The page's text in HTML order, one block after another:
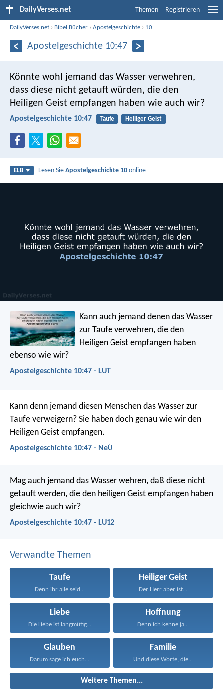
DailyVerses.net Themen Registrieren
DailyVerses.net › Bibel Bücher ›Apostelgeschichte › 10
Apostelgeschichte 10:47
Könnte wohl jemand das Wasser verwehren,
dass diese nicht getauft würden, die den
Heiligen Geist empfangen haben wie auch wir?
Apostelgeschichte 10:47 Taufe Heiliger Geist
ELB Lesen SieApostelgeschichte 10 online
Kann auch jemand denen das Wasser
zur Taufe verwehren, die den
Heiligen Geist empfangen haben
ebenso wie wir?
Apostelgeschichte 10:47 - LUT
Kann denn jemand diesen Menschen das Wasser zur
Taufe verweigern? Sie haben doch genau wie wir den
Heiligen Geist empfangen.
Apostelgeschichte 10:47 - NeÜ
Mag auch jemand das Wasser wehren, daß diese nicht
getauft werden, die den heiligen Geist empfangen haben
gleichwie auch wir?
Apostelgeschichte 10:47 - LU12
Verwandte Themen
Taufe
Denn ihr alle seid...
Heiliger Geist
Der Herr aber ist...
Liebe
Die Liebe ist langmütig...
Hoffnung
Denn ich kenne ja...
Glauben
Darum sage ich euch...
Familie
Und diese Worte, die...
Weitere Themen...